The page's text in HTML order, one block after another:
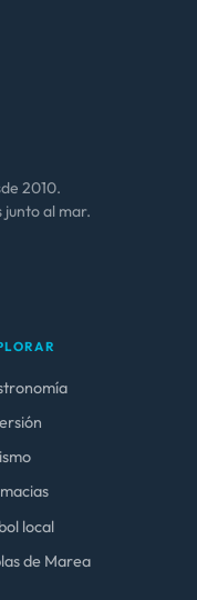
2010.
junto al mar.
local
de Marea